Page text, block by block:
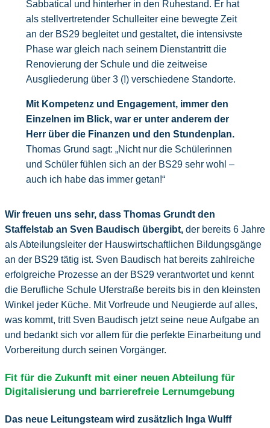
Sabbatical und hinterher in den Ruhestand. Er hat
als stellvertretender Schulleiter eine bewegte Zeit
an der BS29 begleitet und gestaltet, die intensivste
Phase war gleich nach seinem Dienstantritt die
Renovierung der Schule und die zeitweise
Ausgliederung über 3 (!) verschiedene Standorte.
Mit Kompetenz und Engagement, immer den
Einzelnen im Blick, war er unter anderem der
Herr über die Finanzen und den Stundenplan.
Thomas Grund sagt: „Nicht nur die Schülerinnen
und Schüler fühlen sich an der BS29 sehr wohl –
auch ich habe das immer getan!“
Wir freuen uns sehr, dass Thomas Grundt den
Staffelstab an Sven Baudisch übergibt, der bereits 6 Jahre
als Abteilungsleiter der Hauswirtschaftlichen Bildungsgänge
an der BS29 tätig ist. Sven Baudisch hat bereits zahlreiche
erfolgreiche Prozesse an der BS29 verantwortet und kennt
die Berufliche Schule Uferstraße bereits bis in den kleinsten
Winkel jeder Küche. Mit Vorfreude und Neugierde auf alles,
was kommt, tritt Sven Baudisch jetzt seine neue Aufgabe an
und bedankt sich vor allem für die perfekte Einarbeitung und
Vorbereitung durch seinen Vorgänger.
Fit für die Zukunft mit einer neuen Abteilung für
Digitalisierung und barrierefreie Lernumgebung
Das neue Leitungsteam wird zusätzlich Inga Wulff